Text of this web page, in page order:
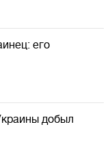
его
добыл